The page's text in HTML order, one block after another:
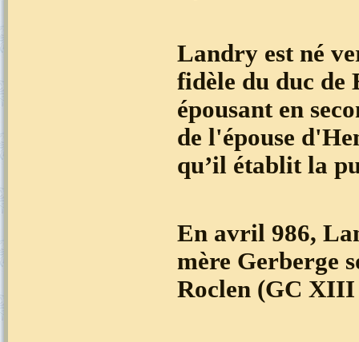
Landry est né
fidèle du duc de
épousant en
de l'épouse
qu’il établit la
En avril 986,
mère Gerberge
Roclen (GC